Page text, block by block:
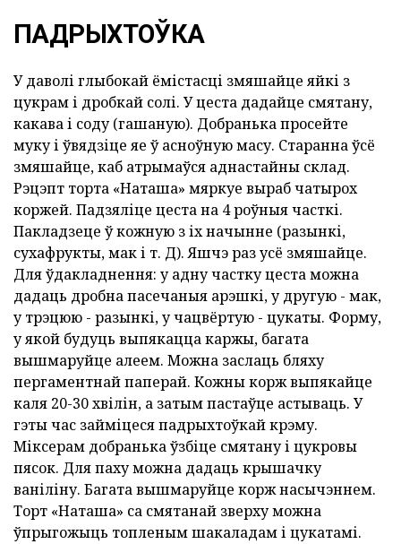
ПАДРЫХТОЎКА
У даволі глыбокай ёмістасці змяшайце яйкі з
цукрам і дробкай солі. У цеста дадайце смятану,
какава і соду (гашаную). Добранька просейте
муку і ўвядзіце яе ў асноўную масу. Старанна ўсё
змяшайце, каб атрымаўся аднастайны склад.
Рэцэпт торта «Наташа» мяркуе выраб чатырох
коржей. Падзяліце цеста на 4 роўныя часткі.
Пакладзеце ў кожную з іх начынне (разынкі,
сухафрукты, мак і т. Д). Яшчэ раз усё змяшайце.
Для ўдакладнення: у адну частку цеста можна
дадаць дробна пасечаныя арэшкі, у другую - мак,
у трэцюю - разынкі, у чацвёртую - цукаты. Форму,
у якой будуць выпякацца каржы, багата
вышмаруйце алеем. Можна заслаць бляху
пергаментнай паперай. Кожны корж выпякайце
каля 20-30 хвілін, а затым пастаўце астываць. У
гэты час займіцеся падрыхтоўкай крэму.
Міксерам добранька ўзбіце смятану і цукровы
пясок. Для паху можна дадаць крышачку
ваніліну. Багата вышмаруйце корж насычэннем.
Торт «Наташа» са смятанай зверху можна
ўпрыгожыць топленым шакаладам і цукатамі.